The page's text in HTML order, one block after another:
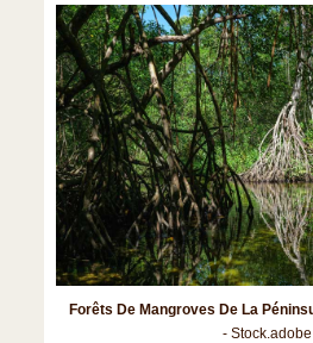
Forêts De Mangroves De La
- Stock.adobe